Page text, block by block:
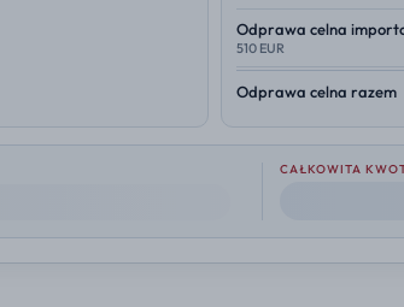
Odprawa celna
510 EUR
Odprawa celna razem
CAŁKOWITA